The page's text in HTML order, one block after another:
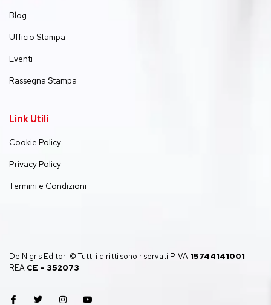
Blog
Ufficio Stampa
Eventi
Rassegna Stampa
Link Utili
Cookie Policy
Privacy Policy
Termini e Condizioni
De Nigris Editori © Tutti i diritti sono riservati P.IVA 15744141001 –
REA CE – 352073